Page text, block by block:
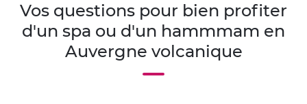
Vos questions pour bien profiter
d'un spa ou d'un hammmam en
Auvergne volcanique